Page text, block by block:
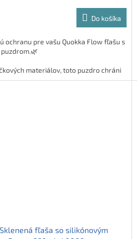
Do košíka
ochranu pre vašu Quokka Flow fľašu s
🌿
materiálov, toto puzdro chráni
a spoľahlivo. Jednoduché zapínanie na
fľaša so silikónovým